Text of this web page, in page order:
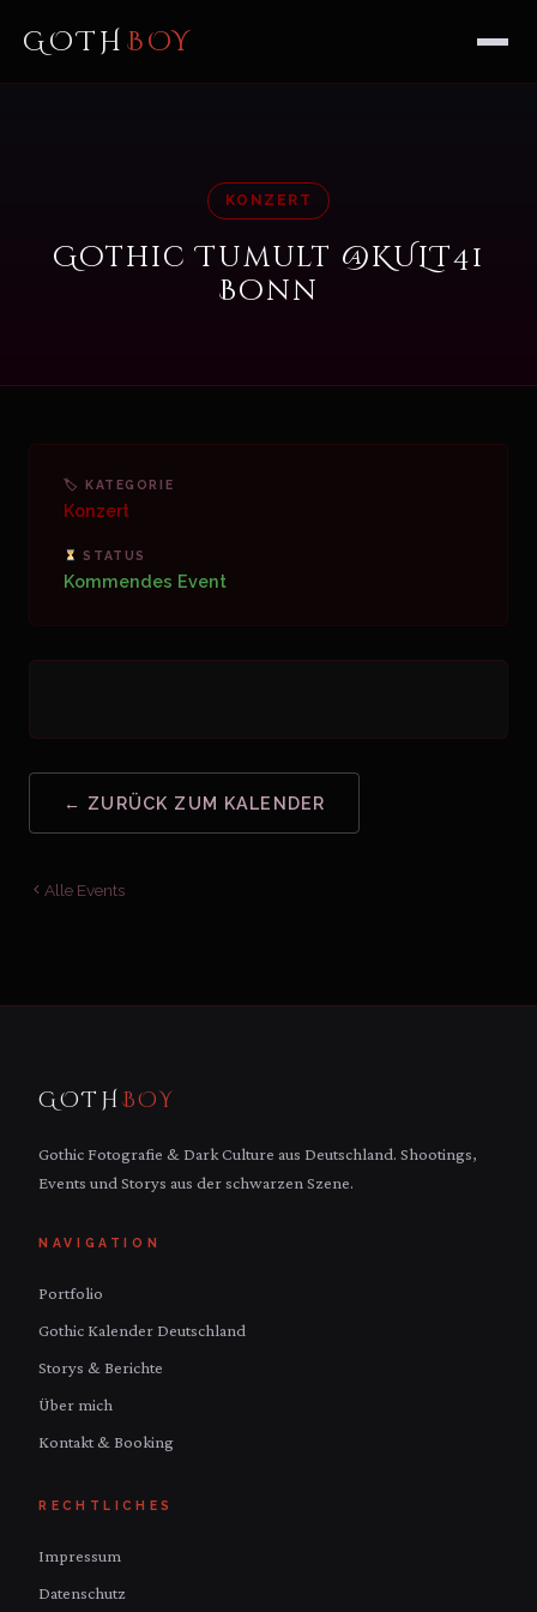
GOTH BOY
KONZERT
Gothic Tumult @KULT41
Bonn
🏷 KATEGORIE
Konzert
STATUS
Kommendes Event
← ZURÜCK ZUM KALENDER
Alle Events
GOTH BOY
Gothic Fotografie & Dark Culture aus Deutschland. Shootings,
Events und Storys aus der schwarzen Szene.
NAVIGATION
Portfolio
Gothic Kalender Deutschland
Storys & Berichte
Über mich
Kontakt & Booking
RECHTLICHES
Impressum
Datenschutz